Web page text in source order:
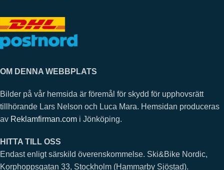
OM DENNA WEBBPLATS
Bilder på vår hemsida är föremål för skydd för upphovsrätt
tillhörande Lars Nelson och Luca Mara. Hemsidan produceras
av Reklamfirman.com i Jönköping.
HITTA TILL OSS
Endast enligt särskild överenskommelse. Ski&Bike Nordic,
Korphoppsgatan 33, Stockholm (Hammarby Sjöstad).